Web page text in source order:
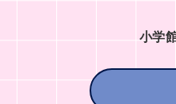
小学